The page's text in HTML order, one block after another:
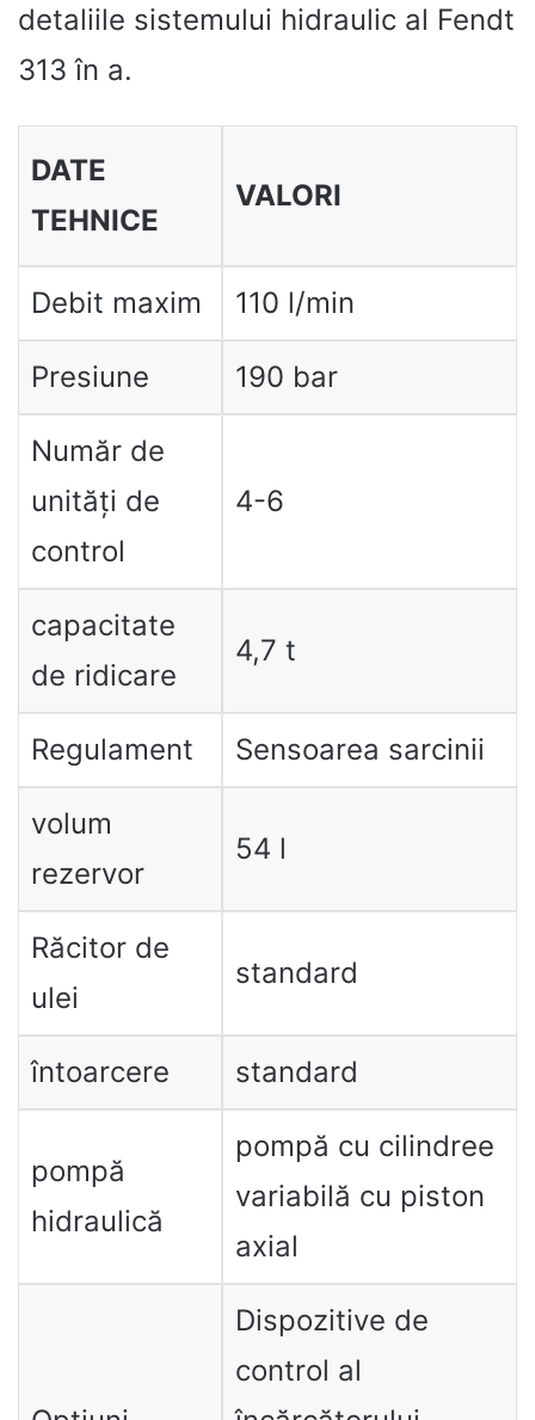
detaliile sistemului hidraulic al Fendt
313 în a.
DATE
TEHNICE
VALORI
Debit maxim 110 l/min
Presiune 190 bar
Număr de
unități de
control
4-6
capacitate
de ridicare
4,7 t
Regulament Sensoarea sarcinii
volum
rezervor
54 l
Răcitor de
ulei
standard
întoarcere standard
pompă
hidraulică
pompă cu cilindree
variabilă cu piston
axial
Dispozitive de
control al